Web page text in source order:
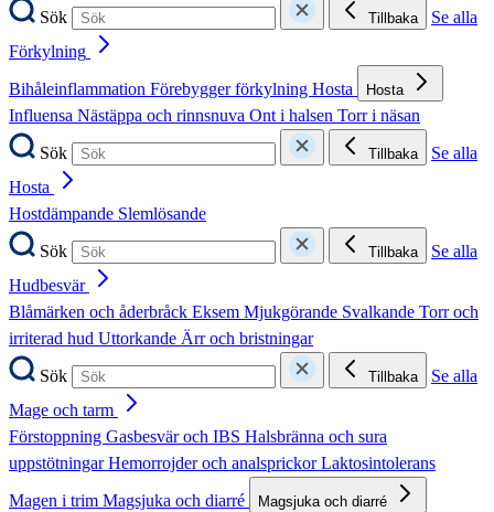
Sök
Tillbaka
Se alla
Förkylning
Bihåleinflammation Förebygger förkylning Hosta Hosta
Influensa Nästäppa och rinnsnuva Ont i halsen Torr i näsan
Sök
Tillbaka
Se alla
Hosta
Hostdämpande Slemlösande
Sök
Tillbaka
Se alla
Hudbesvär
Blåmärken och åderbråck Eksem Mjukgörande Svalkande Torr och
irriterad hud Uttorkande Ärr och bristningar
Sök
Tillbaka
Se alla
Mage och tarm
Förstoppning Gasbesvär och IBS Halsbränna och sura
uppstötningarHemorrojder och analsprickorLaktosintolerans
Magen i trim Magsjuka och diarré Magsjuka och diarré